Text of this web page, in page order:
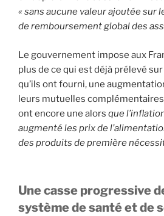
« sans aucune valeur ajoutée sur
de remboursement global des
Le gouvernement impose aux
plus de ce qui est déjà prélevé
qu’ils ont fourni, une
leurs mutuelles
ont encore une alors que
augmenté les prix de
des produits de première
Une casse progressive
système de santé et de